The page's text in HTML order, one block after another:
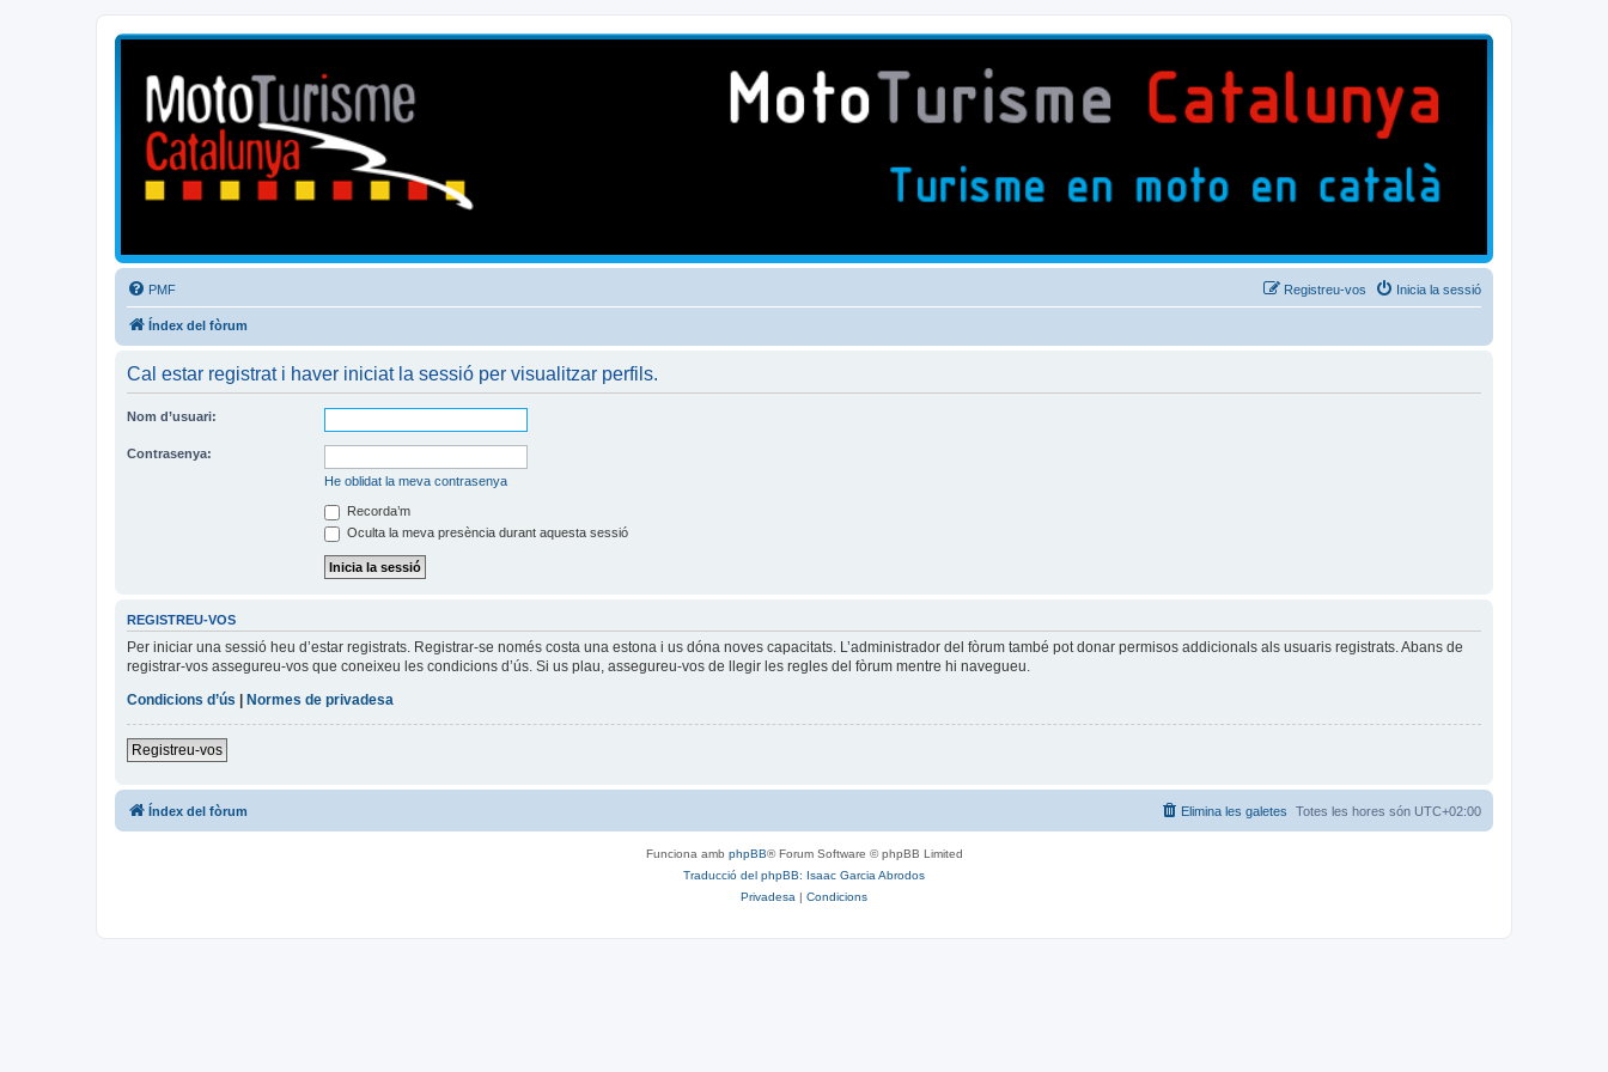
Mototurisme
Turisme en moto en català
PMF Inicia la sessió
Registreu-vos
Índex del fòrum
Cal estar registrat i haver iniciat la sessió per visualitzar perfils.
Nom d’usuari:
Contrasenya:
He oblidat la meva contrasenya
Recorda’m
Oculta la meva presència durant aquesta sessió
REGISTREU-VOS
Per iniciar una sessió heu d’estar registrats. Registrar-se només costa una estona i us dóna noves capacitats. L’administrador del fòrum també pot donar permisos addicionals als usuaris registrats. Abans de
registrar-vos assegureu-vos que coneixeu les condicions d’ús. Si us plau, assegureu-vos de llegir les regles del fòrum mentre hi navegueu.
Condicions d’ús
Normes de privadesa
Registreu-vos
Índex del fòrum Totes les hores són UTC+02:00
Elimina les galetes
Funciona amb phpBB® Forum Software © phpBB Limited
Traducció del phpBB: Isaac Garcia Abrodos
Privadesa | Condicions